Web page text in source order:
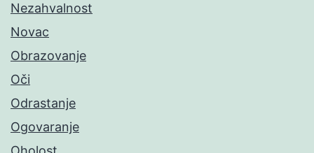
Nezahvalnost
Novac
Obrazovanje
Oči
Odrastanje
Ogovaranje